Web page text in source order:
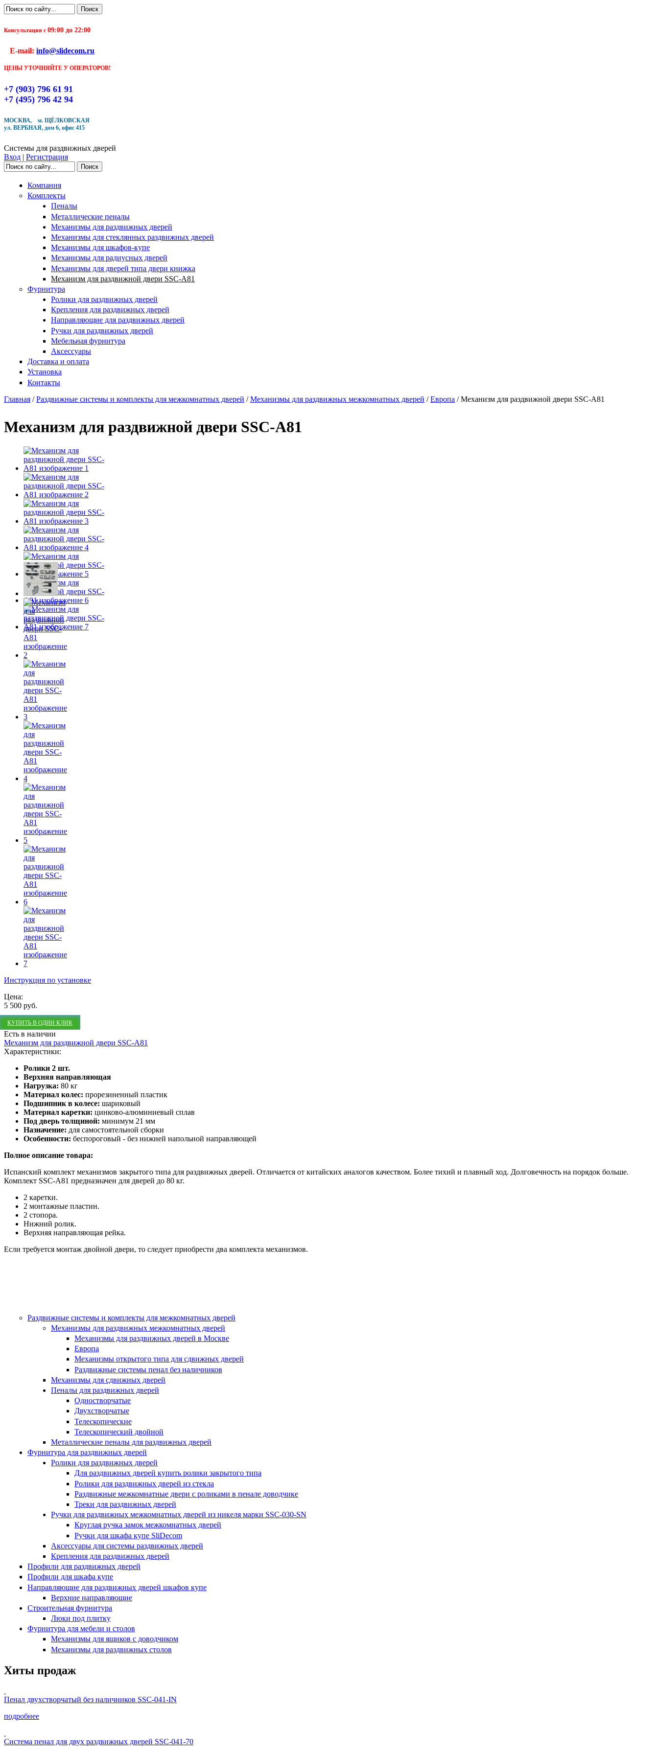
Перейти к основному содержанию
Поиск
Консультация с 09:00 до 22:00
E-mail: info@slidecom.ru
ЦЕНЫ УТОЧНЯЙТЕ У ОПЕРАТОРОВ!
+7 (903) 796 61 91
+7 (495) 796 42 94
МОСКВА, м. ЩЁЛКОВСКАЯ
ул. ВЕРБНАЯ, дом 6, офис 415
Системы для раздвижных дверей
Вход | Регистрация
Поиск
Компания
Комплекты
Пеналы
Металлические пеналы
Механизмы для раздвижных дверей
Механизмы для стеклянных раздвижных дверей
Механизмы для шкафов-купе
Механизмы для радиусных дверей
Механизмы для дверей типа двери книжка
Механизм для раздвижной двери SSC-A81
Фурнитура
Ролики для раздвижных дверей
Крепления для раздвижных дверей
Направляющие для раздвижных дверей
Ручки для раздвижных дверей
Мебельная фурнитура
Аксессуары
Доставка и оплата
Установка
Контакты
Главная / Раздвижные системы и комплекты для межкомнатных дверей / Механизмы для раздвижных межкомнатных дверей / Европа / Механизм для раздвижной двери SSC-A81
Механизм для раздвижной двери SSC-A81
Инструкция по установке
Цена:
5 500 руб.
КУПИТЬ В ОДИН КЛИК
Есть в наличии
Механизм для раздвижной двери SSC-A81
Характеристики:
Ролики 2 шт.
Верхняя направляющая
Нагрузка: 80 кг
Материал колес: прорезиненный пластик
Подшипник в колесе: шариковый
Материал каретки: цинково-алюминиевый сплав
Под дверь толщиной: минимум 21 мм
Назначение: для самостоятельной сборки
Особенности: беспороговый - без нижней напольной направляющей
Полное описание товара:
Испанский комплект механизмов закрытого типа для раздвижных дверей. Отличается от китайских аналогов качеством. Более тихий и плавный ход. Долговечность на порядок больше.
Комплект SSC-A81 предназначен для дверей до 80 кг.
2 каретки.
2 монтажные пластин.
2 стопора.
Нижний ролик.
Верхняя направляющая рейка.
Если требуется монтаж двойной двери, то следует приобрести два комплекта механизмов.
Раздвижные системы и комплекты для межкомнатных дверей
Механизмы для раздвижных межкомнатных дверей
Механизмы для раздвижных дверей в Москве
Европа
Механизмы открытого типа для сдвижных дверей
Раздвижные системы пенал без наличников
Механизмы для сдвижных дверей
Пеналы для раздвижных дверей
Одностворчатые
Двухстворчатые
Телескопические
Телескопический двойной
Металлические пеналы для раздвижных дверей
Фурнитура для раздвижных дверей
Ролики для раздвижных дверей
Для раздвижных дверей купить ролики закрытого типа
Ролики для раздвижных дверей из стекла
Раздвижные межкомнатные двери с роликами в пенале доводчике
Треки для раздвижных дверей
Ручки для раздвижных межкомнатных дверей из никеля марки SSC-030-SN
Круглая ручка замок межкомнатных дверей
Ручки для шкафа купе SliDecom
Аксессуары для системы раздвижных дверей
Крепления для раздвижных дверей
Профили для раздвижных дверей
Профили для шкафа купе
Направляющие для раздвижных дверей шкафов купе
Верхние направляющие
Строительная фурнитура
Люки под плитку
Фурнитура для мебели и столов
Механизмы для ящиков с доводчиком
Механизмы для раздвижных столов
Хиты продаж
Пенал двухстворчатый без наличников SSC-041-IN
подробнее
Система пенал для двух раздвижных дверей SSC-041-70